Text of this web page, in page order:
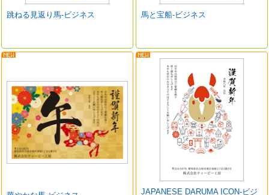
跳ねる見返り馬-ビジネス 馬と宝船-ビジネス
JAPANESE DARUMA ICON-ビジ